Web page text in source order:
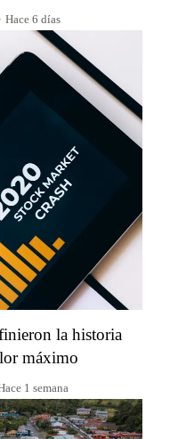
Hace 6 días
la historia
máximo
1 semana